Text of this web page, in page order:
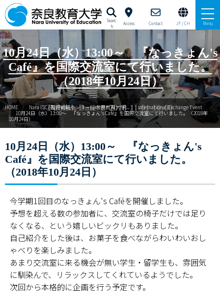
Searc
h
Access Contact JP / CH Menu
University Profile Brochure
About Nara University of Education
Study at Nara University of Education
Education and Research
Campus Life
International Strategy Cernter（JP/EN）
10月24日（水）13:00～ 『なっきょん's
Café』を国際交流室にて行いました。
（2018年10月24日）
Publish Date : 2018-11-01 10:00
HOME Nara ISC/ 国際戦略センター(@奈良教育大学)
International Exchange Event
10月24日（水）13:00～ 『なっきょん's Café』を国際交流室にて行いました。（2018年
10月24日）
10月24日（水）13:00～ 『なっきょん's
Café』を国際交流室にて行いました。
（2018年10月24日）
今学期1回目のなっきょん's Caféを開催しました。
予想を超える数の参加者に、交流室の椅子だけでは足り
なくなる、という嬉しいビックリもありました。
自己紹介をした後は、お菓子を食べながらわいわいおし
ゃべりを楽しみました。
あまり交流室に来る機会が無い学生・留学生も、雰囲気
に馴染んで、リラックスしてくれているようでした。
次回から本格的に企画を行う予定です。